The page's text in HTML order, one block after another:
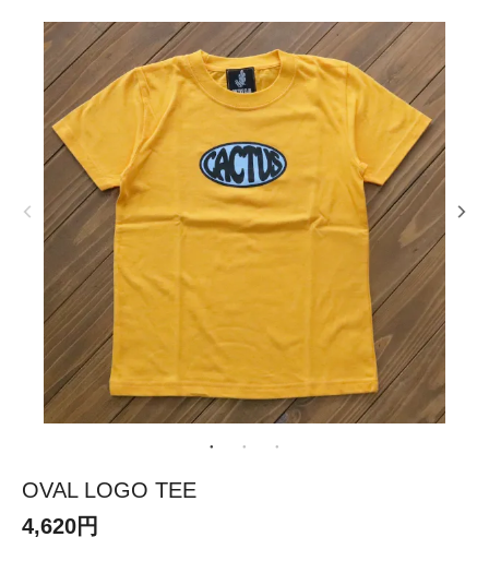
OVAL LOGO TEE
4,620円